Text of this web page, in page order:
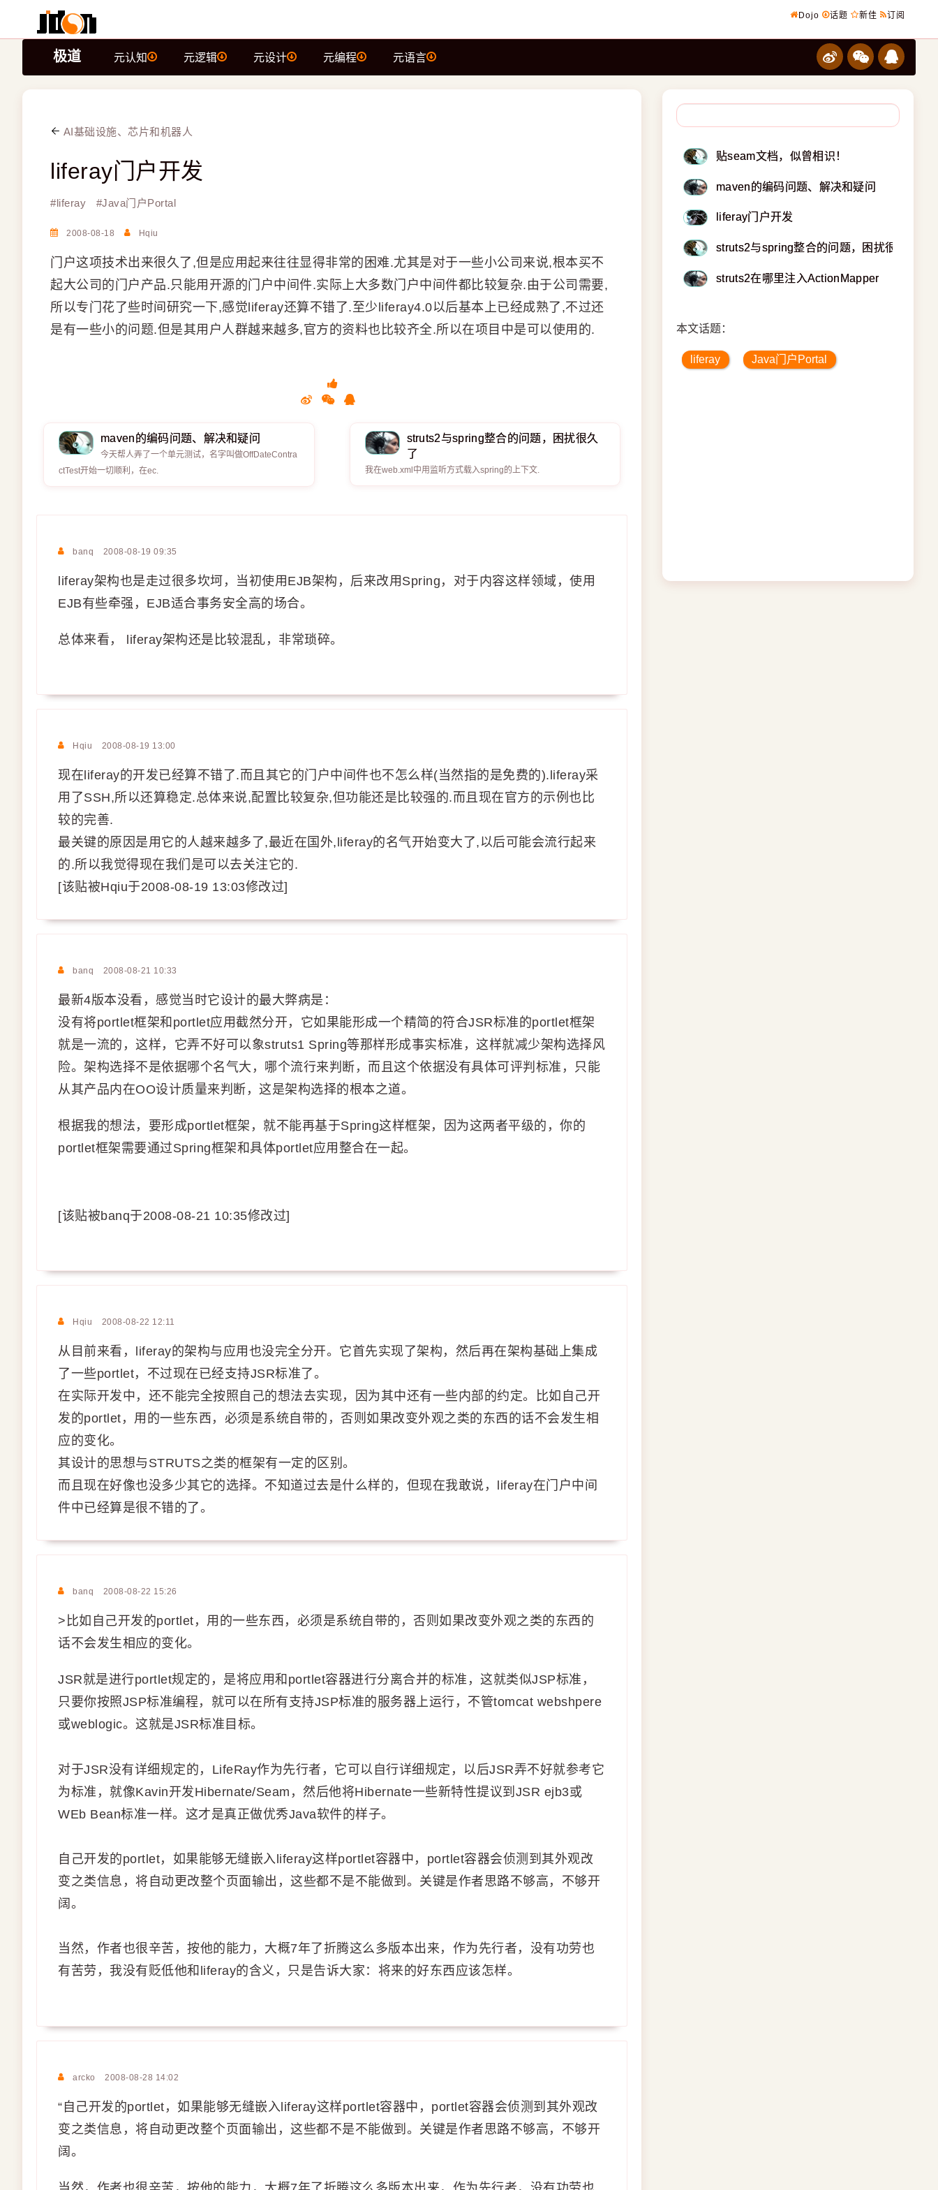
Dojo 话题 新佳 订阅
极道 元认知 元逻辑 元设计 元编程 元语言
AI基础设施、芯片和机器人
liferay门户开发
#liferay #Java门户Portal
2008-08-18 Hqiu
门户这项技术出来很久了,但是应用起来往往显得非常的困难.尤其是对于一些小公司来说,根本买不
起大公司的门户产品.只能用开源的门户中间件.实际上大多数门户中间件都比较复杂.由于公司需要,
所以专门花了些时间研究一下,感觉liferay还算不错了.至少liferay4.0以后基本上已经成熟了,不过还
是有一些小的问题.但是其用户人群越来越多,官方的资料也比较齐全.所以在项目中是可以使用的.
maven的编码问题、解决和疑问
今天帮人弄了一个单元测试，名字叫做OffDateContra
ctTest开始一切顺利，在ec.
struts2与spring整合的问题，困扰很久
了
我在web.xml中用监听方式载入spring的上下文.
banq 2008-08-19 09:35
liferay架构也是走过很多坎坷，当初使用EJB架构，后来改用Spring，对于内容这样领域，使用
EJB有些牵强，EJB适合事务安全高的场合。
总体来看， liferay架构还是比较混乱，非常琐碎。
Hqiu 2008-08-19 13:00
现在liferay的开发已经算不错了.而且其它的门户中间件也不怎么样(当然指的是免费的).liferay采
用了SSH,所以还算稳定.总体来说,配置比较复杂,但功能还是比较强的.而且现在官方的示例也比
较的完善.
最关键的原因是用它的人越来越多了,最近在国外,liferay的名气开始变大了,以后可能会流行起来
的.所以我觉得现在我们是可以去关注它的.
[该贴被Hqiu于2008-08-19 13:03修改过]
banq 2008-08-21 10:33
最新4版本没看，感觉当时它设计的最大弊病是：
没有将portlet框架和portlet应用截然分开，它如果能形成一个精简的符合JSR标准的portlet框架
就是一流的，这样，它弄不好可以象struts1 Spring等那样形成事实标准，这样就减少架构选择风
险。架构选择不是依据哪个名气大，哪个流行来判断，而且这个依据没有具体可评判标准，只能
从其产品内在OO设计质量来判断，这是架构选择的根本之道。
根据我的想法，要形成portlet框架，就不能再基于Spring这样框架，因为这两者平级的，你的
portlet框架需要通过Spring框架和具体portlet应用整合在一起。
[该贴被banq于2008-08-21 10:35修改过]
Hqiu 2008-08-22 12:11
从目前来看，liferay的架构与应用也没完全分开。它首先实现了架构，然后再在架构基础上集成
了一些portlet，不过现在已经支持JSR标准了。
在实际开发中，还不能完全按照自己的想法去实现，因为其中还有一些内部的约定。比如自己开
发的portlet，用的一些东西，必须是系统自带的，否则如果改变外观之类的东西的话不会发生相
应的变化。
其设计的思想与STRUTS之类的框架有一定的区别。
而且现在好像也没多少其它的选择。不知道过去是什么样的，但现在我敢说，liferay在门户中间
件中已经算是很不错的了。
banq 2008-08-22 15:26
>比如自己开发的portlet，用的一些东西，必须是系统自带的，否则如果改变外观之类的东西的
话不会发生相应的变化。
JSR就是进行portlet规定的，是将应用和portlet容器进行分离合并的标准，这就类似JSP标准，
只要你按照JSP标准编程，就可以在所有支持JSP标准的服务器上运行，不管tomcat webshpere
或weblogic。这就是JSR标准目标。
对于JSR没有详细规定的，LifeRay作为先行者，它可以自行详细规定，以后JSR弄不好就参考它
为标准，就像Kavin开发Hibernate/Seam，然后他将Hibernate一些新特性提议到JSR ejb3或
WEb Bean标准一样。这才是真正做优秀Java软件的样子。
自己开发的portlet，如果能够无缝嵌入liferay这样portlet容器中，portlet容器会侦测到其外观改
变之类信息，将自动更改整个页面输出，这些都不是不能做到。关键是作者思路不够高，不够开
阔。
当然，作者也很辛苦，按他的能力，大概7年了折腾这么多版本出来，作为先行者，没有功劳也
有苦劳，我没有贬低他和liferay的含义，只是告诉大家：将来的好东西应该怎样。
arcko 2008-08-28 14:02
“自己开发的portlet，如果能够无缝嵌入liferay这样portlet容器中，portlet容器会侦测到其外观改
变之类信息，将自动更改整个页面输出，这些都不是不能做到。关键是作者思路不够高，不够开
阔。
贴seam文档，似曾相识！
maven的编码问题、解决和疑问
liferay门户开发
struts2与spring整合的问题，困扰很久了
struts2在哪里注入ActionMapper
本文话题：
liferay Java门户Portal